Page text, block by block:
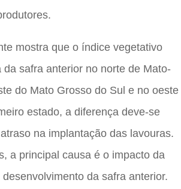
mostra que o índice vegetativo
da safra anterior no norte de Mato-
do Mato Grosso do Sul e no oeste
estado, a diferença deve-se
na implantação das lavouras.
a principal causa é o impacto da
da safra anterior.